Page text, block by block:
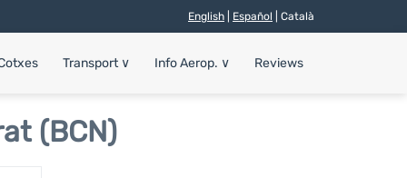
English Español | Català
Transport ∨ Info Aerop. ∨ Reviews
(BCN)